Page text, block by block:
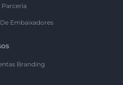
Embaixadores
Branding